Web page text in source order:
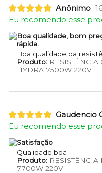
Anônimo
Eu recomendo esse
Boa qualidade, bom
rápida.
Boa qualidade da
Produto:RESISTÊNCIA
HYDRA 7500W 220V
Gaudencio
Eu recomendo esse
Satisfação
Qualidade boa
Produto:RESISTÊNCIA
7700W 220V